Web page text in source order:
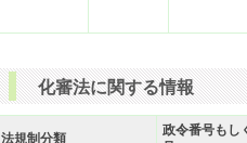
化審法に関する情報
法規制分類
政令番号もし